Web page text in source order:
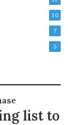
10
7
5
list to